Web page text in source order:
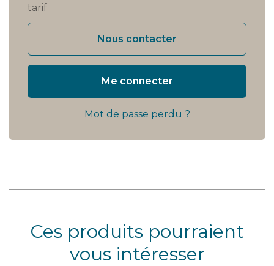
tarif
Nous contacter
Me connecter
Mot de passe perdu ?
Ces produits pourraient
vous intéresser